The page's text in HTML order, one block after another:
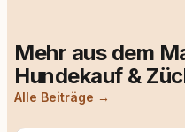
Mehr aus dem
Hundekauf &
Alle Beiträge →